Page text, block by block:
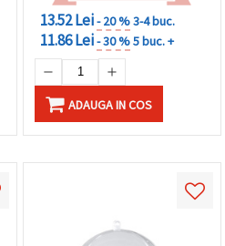
13.52 Lei- 20 %3-4 buc.
11.86 Lei- 30 %5 buc. +
ADAUGA IN COS